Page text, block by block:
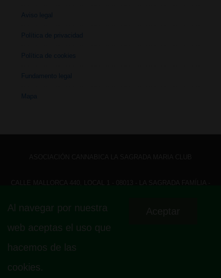
Aviso legal
Política de privacidad
Política de cookies
Fundamento legal
Mapa
Menú
pie
de
Fundamento legal
Al navegar por nuestra
web aceptas el uso que
hacemos de las
cookies.